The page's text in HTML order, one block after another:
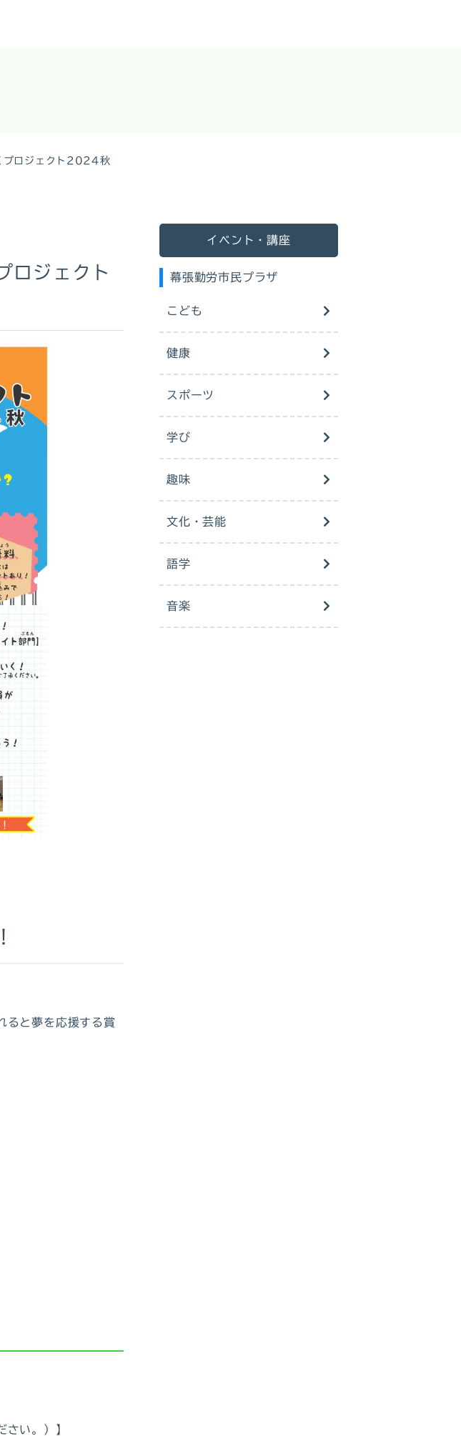
プロジェクト2024秋
ロジェクト
ると夢を応援する賞
さい。）】
イベント・講座
幕張勤労市民プラザ
こども
健康
スポーツ
学び
趣味
文化・芸能
語学
音楽